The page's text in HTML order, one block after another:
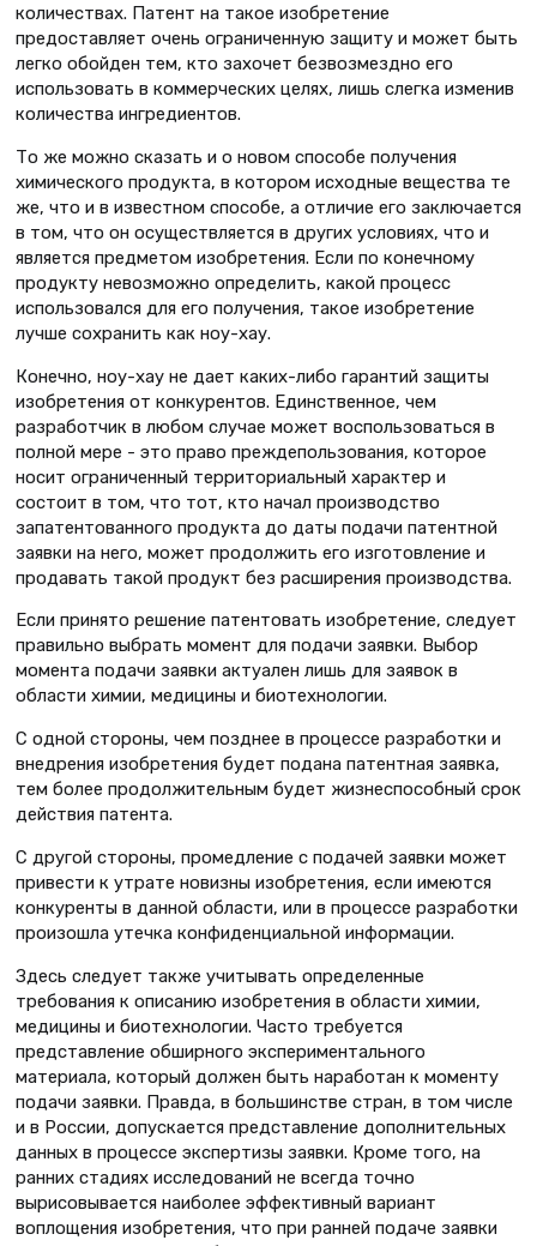
количествах. Патент на такое изобретение
предоставляет очень ограниченную защиту и может быть
легко обойден тем, кто захочет безвозмездно его
использовать в коммерческих целях, лишь слегка изменив
количества ингредиентов.
То же можно сказать и о новом способе получения
химического продукта, в котором исходные вещества те
же, что и в известном способе, а отличие его заключается
в том, что он осуществляется в других условиях, что и
является предметом изобретения. Если по конечному
продукту невозможно определить, какой процесс
использовался для его получения, такое изобретение
лучше сохранить как ноу-хау.
Конечно, ноу-хау не дает каких-либо гарантий защиты
изобретения от конкурентов. Единственное, чем
разработчик в любом случае может воспользоваться в
полной мере - это право преждепользования, которое
носит ограниченный территориальный характер и
состоит в том, что тот, кто начал производство
запатентованного продукта до даты подачи патентной
заявки на него, может продолжить его изготовление и
продавать такой продукт без расширения производства.
Если принято решение патентовать изобретение, следует
правильно выбрать момент для подачи заявки. Выбор
момента подачи заявки актуален лишь для заявок в
области химии, медицины и биотехнологии.
С одной стороны, чем позднее в процессе разработки и
внедрения изобретения будет подана патентная заявка,
тем более продолжительным будет жизнеспособный срок
действия патента.
С другой стороны, промедление с подачей заявки может
привести к утрате новизны изобретения, если имеются
конкуренты в данной области, или в процессе разработки
произошла утечка конфиденциальной информации.
Здесь следует также учитывать определенные
требования к описанию изобретения в области химии,
медицины и биотехнологии. Часто требуется
представление обширного экспериментального
материала, который должен быть наработан к моменту
подачи заявки. Правда, в большинстве стран, в том числе
и в России, допускается представление дополнительных
данных в процессе экспертизы заявки. Кроме того, на
ранних стадиях исследований не всегда точно
вырисовывается наиболее эффективный вариант
воплощения изобретения, что при ранней подаче заявки